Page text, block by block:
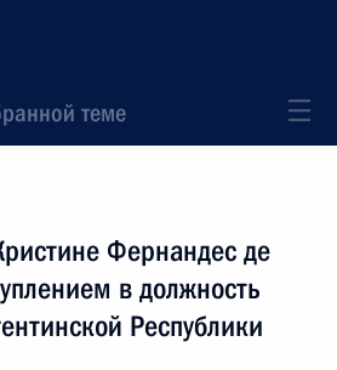
теме
Фернандес де
в должность
Республики